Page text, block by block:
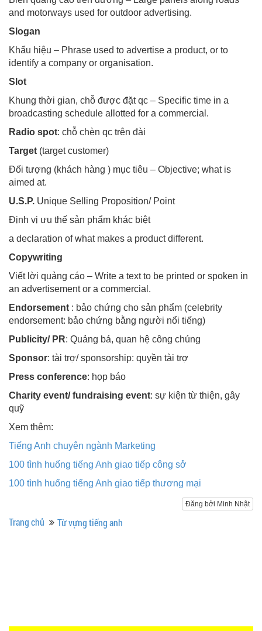
and motorways used for outdoor advertising.
Slogan
Khẩu hiệu – Phrase used to advertise a product, or to
identify a company or organisation.
Slot
Khung thời gian, chỗ được đặt qc – Specific time in a
broadcasting schedule allotted for a commercial.
Radio spot: chỗ chèn qc trên đài
Target (target customer)
Đối tượng (khách hàng ) mục tiêu – Objective; what is
aimed at.
U.S.P. Unique Selling Proposition/ Point
Định vị ưu thế sản phẩm khác biệt
a declaration of what makes a product different.
Copywriting
Viết lời quảng cáo – Write a text to be printed or spoken in
an advertisement or a commercial.
Endorsement : bảo chứng cho sản phẩm (celebrity
endorsement: bảo chứng bằng người nổi tiếng)
Publicity/ PR: Quảng bá, quan hệ công chúng
Sponsor: tài trợ/ sponsorship: quyền tài trợ
Press conference: họp báo
Charity event/ fundraising event: sự kiện từ thiện, gây
quỹ
Xem thêm:
Tiếng Anh chuyên ngành Marketing
100 tình huống tiếng Anh giao tiếp công sở
100 tình huống tiếng Anh giao tiếp thương mại
Đăng bởi Minh Nhật
Trang chủ Từ vựng tiếng anh